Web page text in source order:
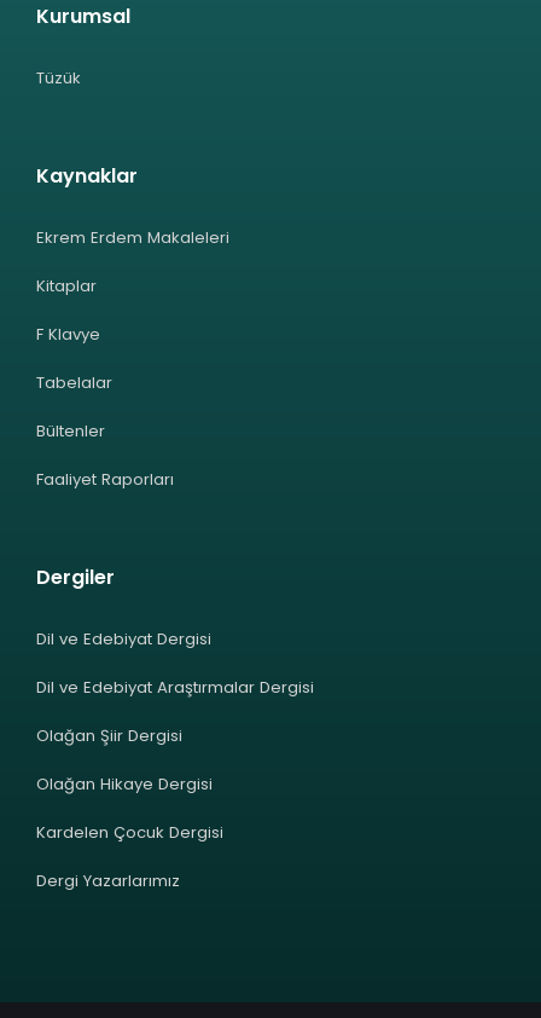
Kurumsal
Tüzük
Kaynaklar
Ekrem Erdem Makaleleri
Kitaplar
F Klavye
Tabelalar
Bültenler
Faaliyet Raporları
Dergiler
Dil ve Edebiyat Dergisi
Dil ve Edebiyat Araştırmalar Dergisi
Olağan Şiir Dergisi
Olağan Hikaye Dergisi
Kardelen Çocuk Dergisi
Dergi Yazarlarımız